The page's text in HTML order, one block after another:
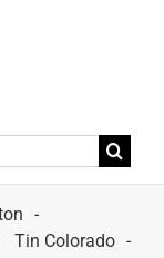
Tin Colorado